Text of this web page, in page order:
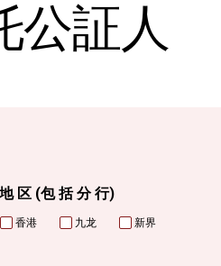
公証人
地 区 (包 括 分 行)
香港 九龙 新界